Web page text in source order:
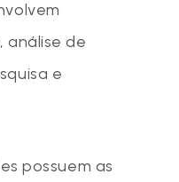
análise de
e
possuem as